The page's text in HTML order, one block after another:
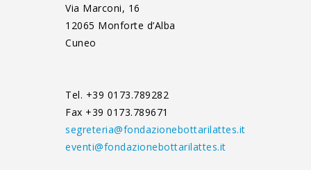
Via Marconi, 16
12065 Monforte d’Alba
Cuneo
Tel. +39 0173.789282
Fax +39 0173.789671
segreteria@fondazionebottarilattes.it
eventi@fondazionebottarilattes.it